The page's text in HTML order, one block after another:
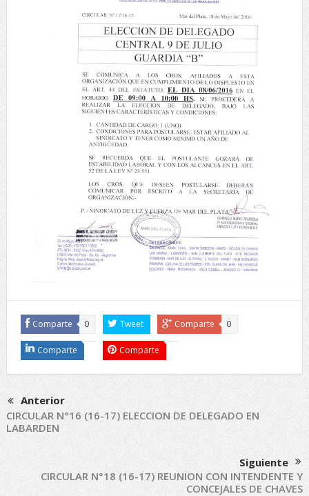
Comparte 0 Tweet Comparte 0
Comparte Comparte
Anterior
CIRCULAR N°16 (16-17) ELECCION DE DELEGADO EN
LABARDEN
Siguiente
CIRCULAR N°18 (16-17) REUNION CON INTENDENTE Y
CONCEJALES DE CHAVES